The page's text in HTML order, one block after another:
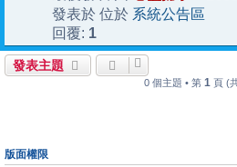
發表於 位於 系統公告區
回覆: 1
發表主題
0 個主題 • 第 1 頁 (
版面權限